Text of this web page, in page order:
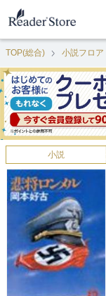
TOP(総合) 小説フロア
小説